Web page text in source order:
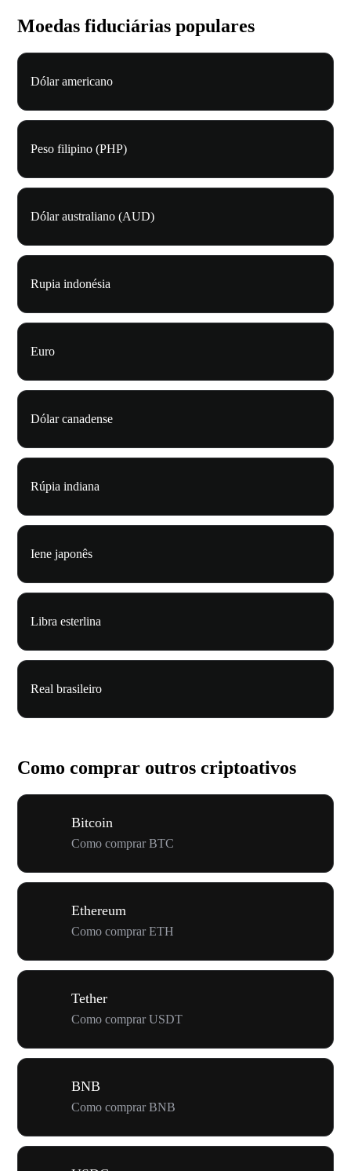
Moedas fiduciárias populares
Dólar americano
Peso filipino (PHP)
Dólar australiano (AUD)
Rupia indonésia
Euro
Dólar canadense
Rúpia indiana
Iene japonês
Libra esterlina
Real brasileiro
Como comprar outros criptoativos
Bitcoin
Como comprar BTC
Ethereum
Como comprar ETH
Tether
Como comprar USDT
BNB
Como comprar BNB